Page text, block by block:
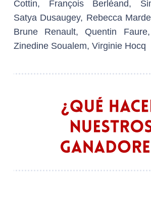
Cottin, François Berléand,
Satya Dusaugey, Rebecca
Brune Renault, Quentin
Zinedine Soualem, Virginie Hocq